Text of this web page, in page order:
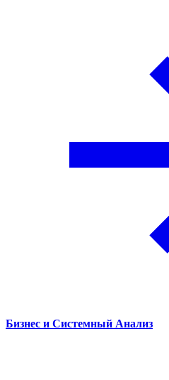
Бизнес и Системный Анализ